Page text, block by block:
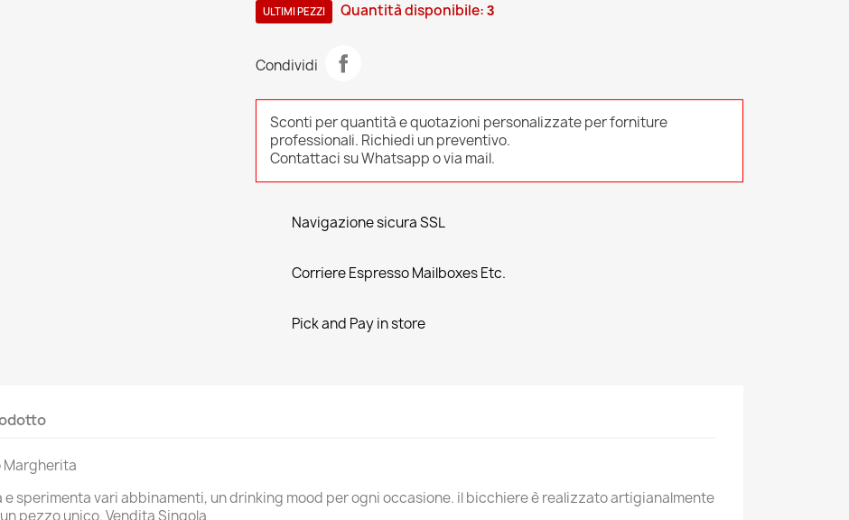
ULTIMI PEZZI Quantità disponibile: 3
Condividi
Sconti per quantità e quotazioni personalizzate per forniture
professionali. Richiedi un preventivo.
Contattaci su Whatsapp o via mail.
Navigazione sicura SSL
Corriere Espresso Mailboxes Etc.
Pick and Pay in store
e sperimenta vari abbinamenti, un drinking mood per ogni occasione. il bicchiere è realizzato artigianalmente
pezzo unico. Vendita Singola